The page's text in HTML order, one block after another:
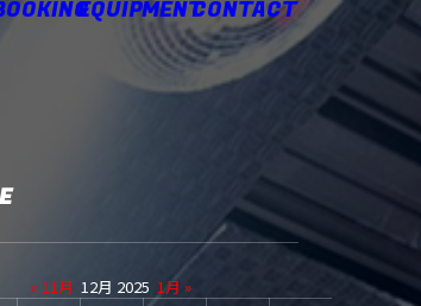
EQUIPMENTCONTACT
« 11月 12月 2025 1月 »